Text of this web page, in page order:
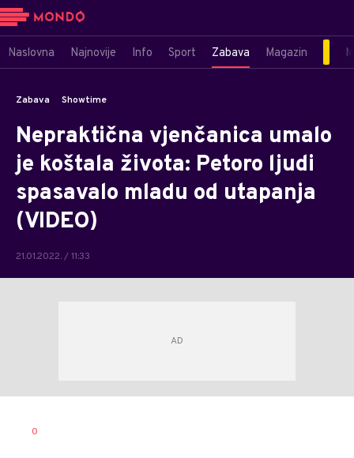
Naslovna Najnovije Info Sport Zabava Magazin
Zabava Showtime
Nepraktična vjenčanica umalo
je koštala života: Petoro ljudi
spasavalo mladu od utapanja
(VIDEO)
21.01.2022. / 11:33
AUTOR
0